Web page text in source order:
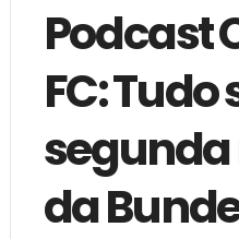
Podcast
FC: Tudo
da